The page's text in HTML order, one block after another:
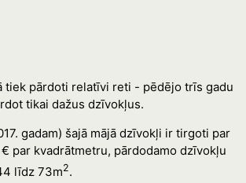
tiek pārdoti relatīvi reti - pēdējo trīs gadu
tikai dažus dzīvokļus.
gadam) šajā mājā dzīvokļi ir tirgoti par
par kvadrātmetru, pārdodamo dzīvokļu
līdz 73m2.